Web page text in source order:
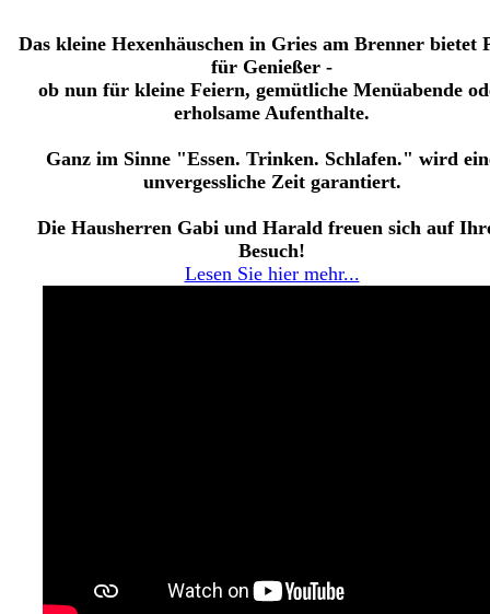
Das kleine Hexenhäuschen in Gries am Brenner bietet
für Genießer -
ob nun für kleine Feiern, gemütliche Menüabende
erholsame Aufenthalte.
Ganz im Sinne "Essen. Trinken. Schlafen." wird
unvergessliche Zeit garantiert.
Die Hausherren Gabi und Harald freuen sich auf
Besuch!
Lesen Sie hier mehr...